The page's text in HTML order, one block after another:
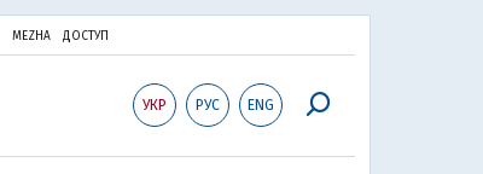
MEZHA ДОСТУП
УКР РУС ENG